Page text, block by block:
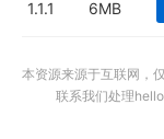
1.1.1 6MB
本资源来源于互联网，
联系我们处理